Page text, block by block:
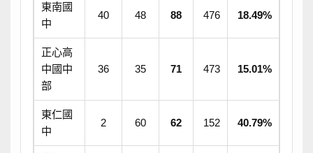
東南國
中
40 48 88 476 18.49%
正心高
中國中
部
36 35 71 473 15.01%
東仁國
中
2 60 62 152 40.79%